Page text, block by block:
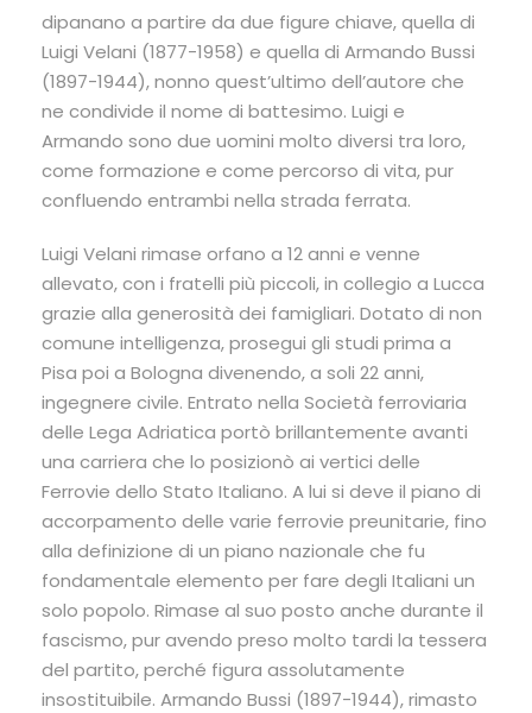
dipanano a partire da due figure chiave, quella di
Luigi Velani (1877-1958) e quella di Armando Bussi
(1897-1944), nonno quest’ultimo dell’autore che
ne condivide il nome di battesimo. Luigi e
Armando sono due uomini molto diversi tra loro,
come formazione e come percorso di vita, pur
confluendo entrambi nella strada ferrata.
Luigi Velani rimase orfano a 12 anni e venne
allevato, con i fratelli più piccoli, in collegio a Lucca
grazie alla generosità dei famigliari. Dotato di non
comune intelligenza, prosegui gli studi prima a
Pisa poi a Bologna divenendo, a soli 22 anni,
ingegnere civile. Entrato nella Società ferroviaria
delle Lega Adriatica portò brillantemente avanti
una carriera che lo posizionò ai vertici delle
Ferrovie dello Stato Italiano. A lui si deve il piano di
accorpamento delle varie ferrovie preunitarie, fino
alla definizione di un piano nazionale che fu
fondamentale elemento per fare degli Italiani un
solo popolo. Rimase al suo posto anche durante il
fascismo, pur avendo preso molto tardi la tessera
del partito, perché figura assolutamente
insostituibile. Armando Bussi (1897-1944), rimasto